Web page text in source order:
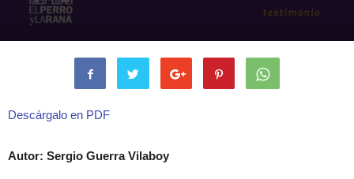
Descárgalo en PDF
Autor: Sergio Guerra Vilaboy